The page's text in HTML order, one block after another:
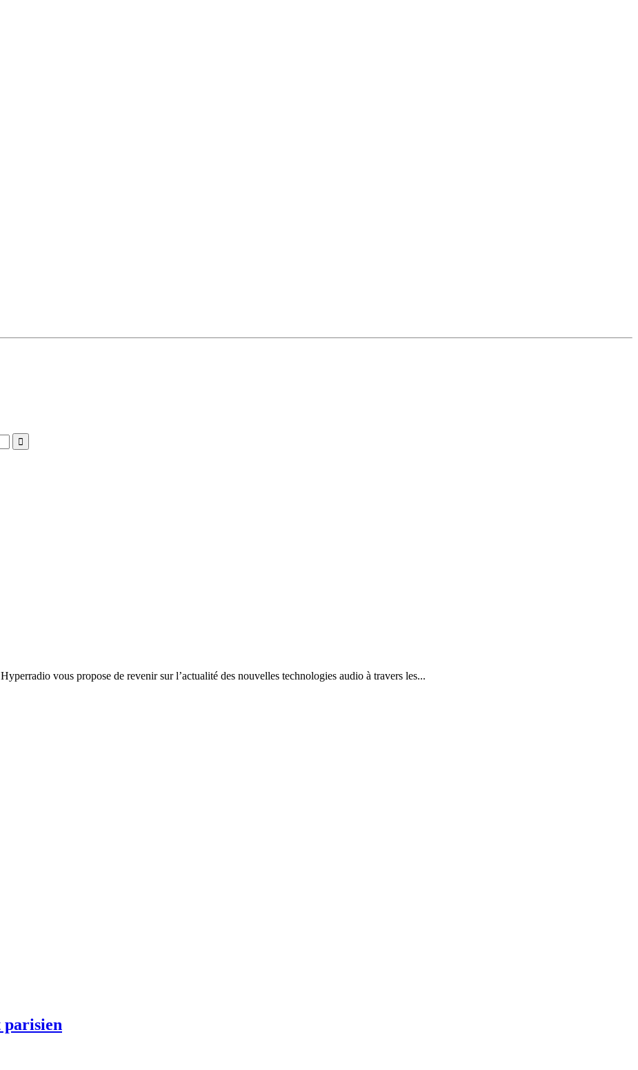
vous propose de revenir sur l’actualité des nouvelles technologies audio à travers les...
parisien